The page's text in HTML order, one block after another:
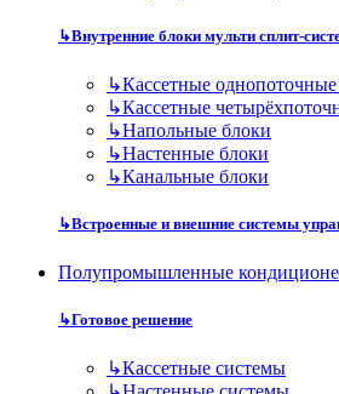
↳Внутренние блоки мульти сплит-
↳Кассетные
↳Кассетные
↳Напольные блоки
↳Настенные блоки
↳Канальные блоки
↳Встроенные и внешние системы
Полупромышленные
↳Готовое решение
↳Кассетные системы